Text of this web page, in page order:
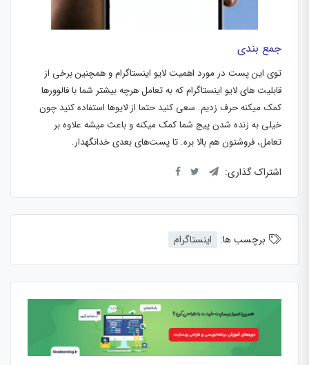
جمع بندی
توی این پست در مورد اهمیت لایو اینستاگرام و همچنین برخی از
قابلیت های لایو اینستاگرام که به تعامل هرچه بیشتر شما با فالوورها
کمک میکنه حرف زدیم. سعی کنید حتما از لایوها استفاده کنید چون
خیلی به زنده شدن پیج شما کمک میکنه و باعث میشه علاوه بر
تعامل، فروشتون هم بالا بره. تا پست‌های بعدی خدانگهدار.
اشتراک گذاری:
برچسب ها: اینستاگرام